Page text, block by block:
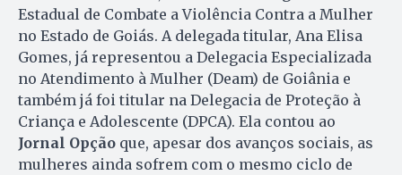
Estadual de Combate a Violência Contra a Mulher
no Estado de Goiás. A delegada titular, Ana Elisa
Gomes, já representou a Delegacia Especializada
no Atendimento à Mulher (Deam) de Goiânia e
também já foi titular na Delegacia de Proteção à
Criança e Adolescente (DPCA). Ela contou ao
Jornal Opção que, apesar dos avanços sociais, as
mulheres ainda sofrem com o mesmo ciclo de